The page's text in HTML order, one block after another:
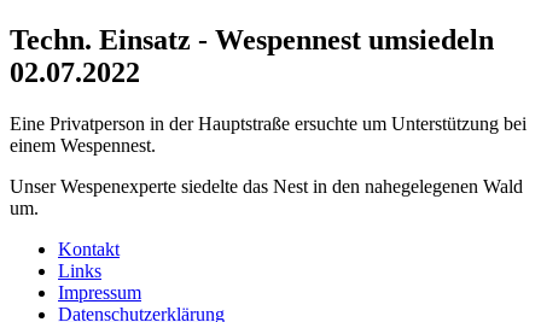
Techn. Einsatz - Wespennest umsiedeln
02.07.2022
Eine Privatperson in der Hauptstraße ersuchte um Unterstützung bei
einem Wespennest.
Unser Wespenexperte siedelte das Nest in den nahegelegenen Wald
um.
Kontakt
Links
Impressum
Datenschutzerklärung